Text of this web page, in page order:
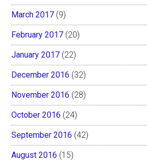
March 2017 (9)
February 2017 (20)
January 2017 (22)
December 2016 (32)
November 2016 (28)
October 2016 (24)
September 2016 (42)
August 2016 (15)